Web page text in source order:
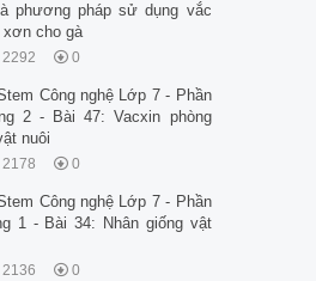
phương pháp sử dụng vắc
cho gà
2292 0
Công nghệ Lớp 7 - Phần
2 - Bài 47: Vacxin phòng
nuôi
2178 0
Công nghệ Lớp 7 - Phần
1 - Bài 34: Nhân giống vật
2136 0